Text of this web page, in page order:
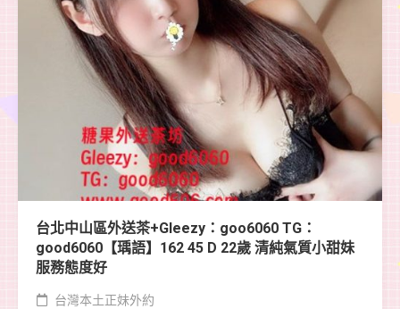
台北中山區外送茶+Gleezy：goo6060 TG：
good6060【瑀語】162 45 D 22歲 清純氣質小甜妹
服務態度好
台灣本土正妹外約